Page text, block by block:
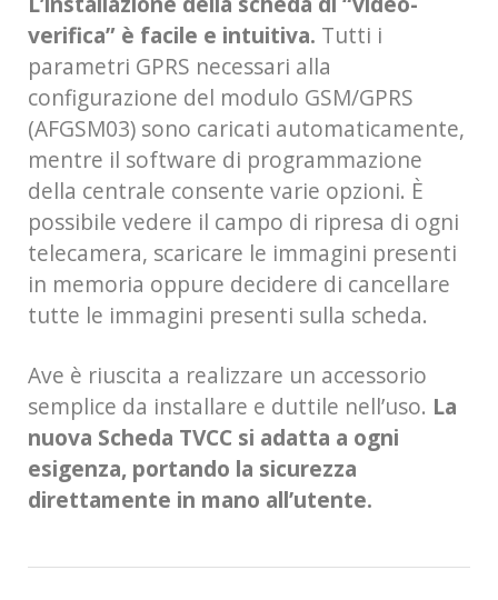
verifica” è facile e intuitiva. Tutti i
parametri GPRS necessari alla
configurazione del modulo GSM/GPRS
(AFGSM03) sono caricati automaticamente,
mentre il software di programmazione
della centrale consente varie opzioni. È
possibile vedere il campo di ripresa di ogni
telecamera, scaricare le immagini presenti
in memoria oppure decidere di cancellare
tutte le immagini presenti sulla scheda.
Ave è riuscita a realizzare un accessorio
semplice da installare e duttile nell’uso. La
nuova Scheda TVCC si adatta a ogni
esigenza, portando la sicurezza
direttamente in mano all’utente.